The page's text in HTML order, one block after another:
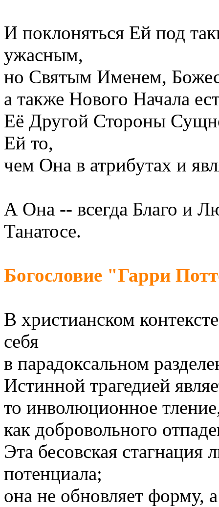
И поклоняться Ей под
ужасным,
но Святым Именем,
а также Нового Начала
Её Другой Стороны
Ей то,
чем Она в атрибутах и
А Она -- всегда Благо и
Танатосе.
Богословие "Гарри
В христианском
себя
в парадоксальном
Истинной трагедией
то инволюционное
как добровольного
Эта бесовская
потенциала;
она не обновляет форму,